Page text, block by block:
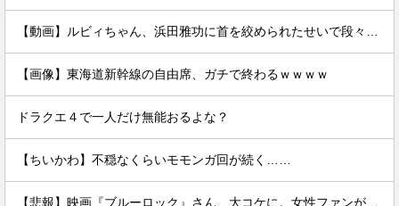
【画像】東海道新幹線の自由席、ガチで終わるｗｗｗｗ
ドラクエ４で一人だけ無能おるよな？
【ちいかわ】不穏なくらいモモンガ回が続く……